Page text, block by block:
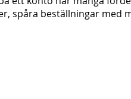
spåra beställningar med